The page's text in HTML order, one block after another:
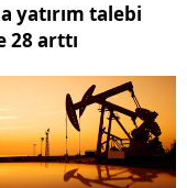
yatırım talebi
28 arttı